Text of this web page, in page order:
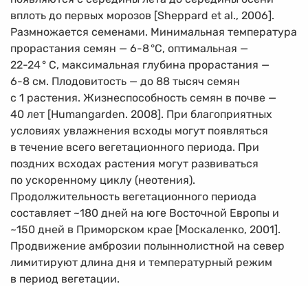
вплоть до первых морозов [Sheppard et al., 2006].
Размножается семенами. Минимальная температура
прорастания семян — 6-8°С, оптимальная —
22-24° С, максимальная глубина прорастания —
6-8 см. Плодовитость — до 88 тысяч семян
с 1 растения. Жизнеспособность семян в почве —
40 лет [Humangarden. 2008]. При благоприятных
условиях увлажнения всходы могут появляться
в течение всего вегетационного периода. При
поздних всходах растения могут развиваться
по ускоренному циклу (неотения).
Продолжительность вегетационного периода
составляет ~180 дней на юге Восточной Европы и
~150 дней в Приморском крае [Москаленко, 2001].
Продвижение амброзии полыннолистной на север
лимитируют длина дня и температурный режим
в период вегетации.